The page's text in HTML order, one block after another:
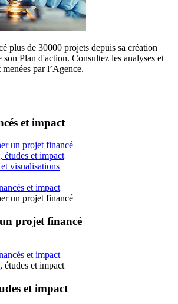
plus de 30000 projets depuis sa création
son Plan d'action. Consultez les analyses et
menées par l’Agence.
et impact
un projet financé
études et impact
visualisations
et impact
un projet financé
projet financé
et impact
études et impact
et impact